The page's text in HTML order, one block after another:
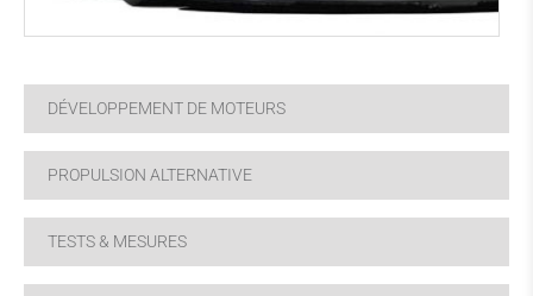
DÉVELOPPEMENT DE MOTEURS
PROPULSION ALTERNATIVE
TESTS & MESURES